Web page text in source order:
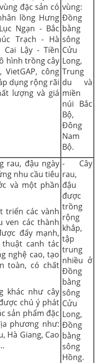
đặc sản có
lồng Hưng
Ngạn - Bắc
Trạch - Hà
Lậy - Tiền
hình trồng cây
công
dụng rộng rãi
lượng và giá
vùng:
Đồng
bằng
sông
Cửu
Long,
Trung
du và
miền
núi Bắc
Bộ,
Đông
Nam
Bộ.
rau, đậu ngày
nhu cầu tiêu
và một phần
triển các vành
ven các thành
đẩy mạnh,
canh tác
nghệ cao, tạo
toàn, có chất
khác như cây
chú ý phát
sản phẩm đặc
phương như:
Hà Giang, Cao
- Cây
rau,
đậu
được
trồng
rộng
khắp,
tập
trung
nhiều ở
Đồng
bằng
sông
Cửu
Long,
Đồng
bằng
sông
Hồng.